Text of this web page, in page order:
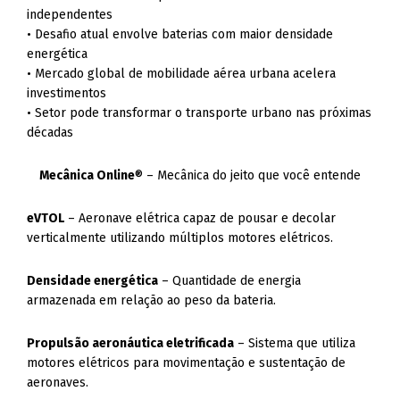
independentes
• Desafio atual envolve baterias com maior densidade
energética
• Mercado global de mobilidade aérea urbana acelera
investimentos
• Setor pode transformar o transporte urbano nas próximas
décadas
Mecânica Online® – Mecânica do jeito que você entende
eVTOL – Aeronave elétrica capaz de pousar e decolar
verticalmente utilizando múltiplos motores elétricos.
Densidade energética – Quantidade de energia
armazenada em relação ao peso da bateria.
Propulsão aeronáutica eletrificada – Sistema que utiliza
motores elétricos para movimentação e sustentação de
aeronaves.